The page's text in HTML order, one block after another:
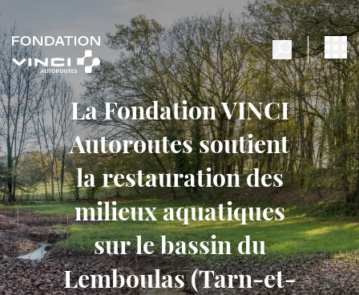
La Fondation VINCI
Autoroutes soutient
la restauration des
milieux aquatiques
sur le bassin du
Lemboulas (Tarn-et-